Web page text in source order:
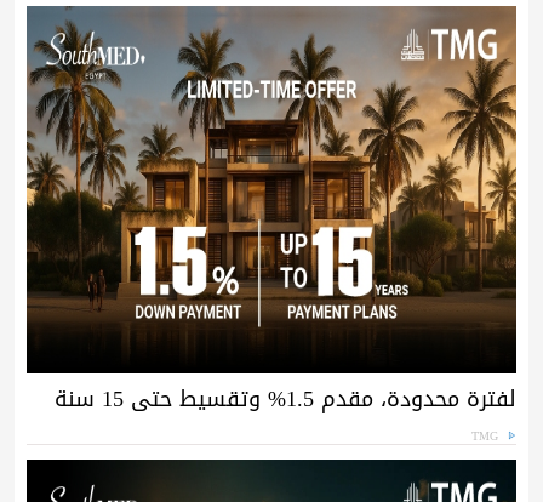
لفترة محدودة، مقدم 1.5% وتقسيط حتى 15 سنة
TMG